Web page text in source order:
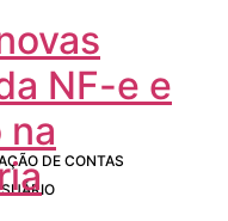
DE CONTAS
NF-e e
na